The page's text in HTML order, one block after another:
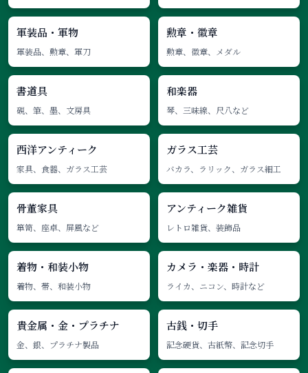
軍装品・軍物
軍装品、勲章、軍刀
勲章・徽章
勲章、徽章、メダル
書道具
硯、筆、墨、文房具
和楽器
琴、三味線、尺八など
西洋アンティーク
家具、食器、ガラス工芸
ガラス工芸
バカラ、ラリック、ガラス細工
骨董家具
箪笥、座卓、屏風など
アンティーク雑貨
レトロ雑貨、装飾品
着物・和装小物
着物、帯、和装小物
カメラ・楽器・時計
ライカ、ニコン、時計など
貴金属・金・プラチナ
金、銀、プラチナ製品
古銭・切手
記念硬貨、古紙幣、記念切手